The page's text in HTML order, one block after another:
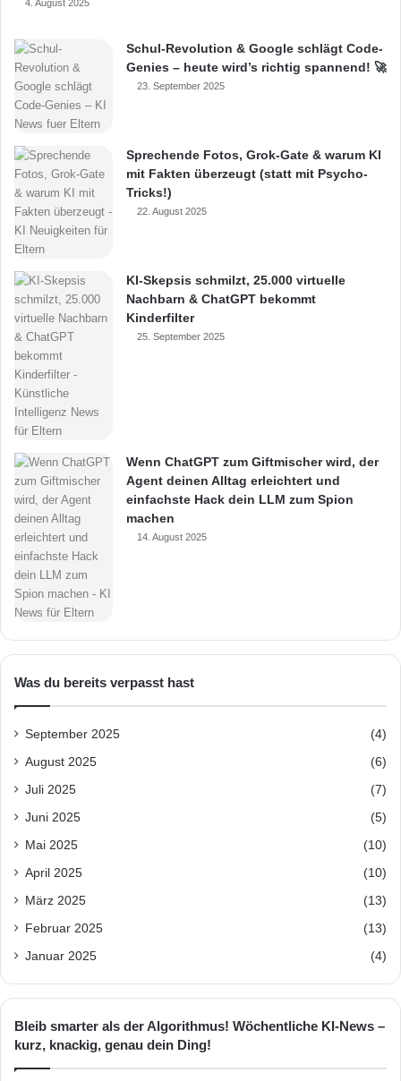
4. August 2025
Schul-Revolution & Google schlägt Code-
Genies – heute wird’s richtig spannend! 🚀
23. September 2025
Sprechende Fotos, Grok-Gate & warum KI
mit Fakten überzeugt (statt mit Psycho-
Tricks!)
22. August 2025
KI-Skepsis schmilzt, 25.000 virtuelle
Nachbarn & ChatGPT bekommt
Kinderfilter
25. September 2025
Wenn ChatGPT zum Giftmischer wird, der
Agent deinen Alltag erleichtert und
einfachste Hack dein LLM zum Spion
machen
14. August 2025
Was du bereits verpasst hast
September 2025 (4)
August 2025 (6)
Juli 2025 (7)
Juni 2025 (5)
Mai 2025 (10)
April 2025 (10)
März 2025 (13)
Februar 2025 (13)
Januar 2025 (4)
Bleib smarter als der Algorithmus! Wöchentliche KI-News –
kurz, knackig, genau dein Ding!